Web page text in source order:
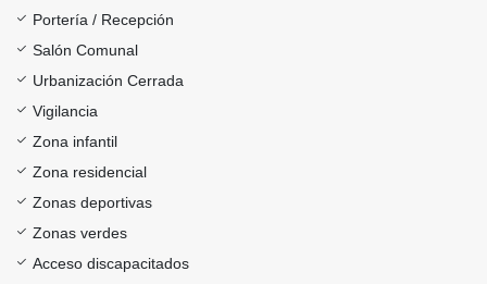
Portería / Recepción
Salón Comunal
Urbanización Cerrada
Vigilancia
Zona infantil
Zona residencial
Zonas deportivas
Zonas verdes
Acceso discapacitados